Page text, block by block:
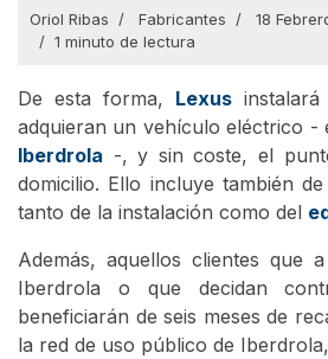
Oriol Ribas Fabricantes
18
1 minuto de lectura
De esta forma, Lexusinstalará
adquieran un vehículo eléctrico -
Iberdrola -, y sin coste, el
domicilio. Ello incluye también
tanto de la instalación como del
Además, aquellos clientes que
Iberdrola o que decidan
beneficiarán de seis meses de
la red de uso público de